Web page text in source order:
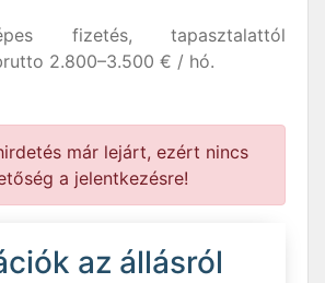
fizetés, tapasztalattól
2.800–3.500 € / hó.
már lejárt, ezért nincs
a jelentkezésre!
az állásról